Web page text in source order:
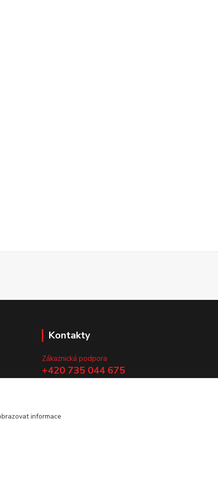
Kontakty
Zákaznická podpora
+420 735 044 675
informace